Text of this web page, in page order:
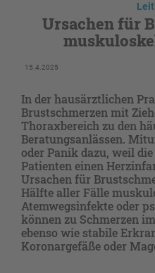
Ursachen für
15.4.2025
In der hausärztlichen
Brustschmerzen mit
Thoraxbereich zu den
Beratungsanlässen.
oder Panik dazu, weil
Patienten einen
Ursachen für
Hälfte aller Fälle
Atemwegsinfekte oder
können zu Schmerzen
ebenso wie stabile
Koronargefäße oder